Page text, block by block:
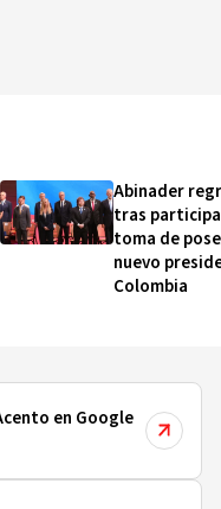
Abinader
tras
toma de
nuevo
Colombia
en Google